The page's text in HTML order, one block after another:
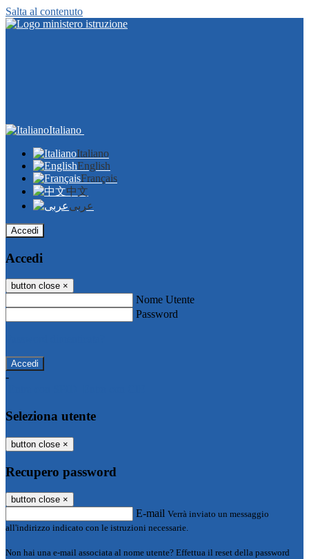
Salta al contenuto
Italiano
Italiano
English
Français
中文
عربى
Accedi
Accedi
button close ×
Nome Utente
Password
-
Seleziona utente
button close ×
Recupero password
button close ×
E-mail Verrà inviato un messaggio
all'indirizzo indicato con le istruzioni necessarie.
Non hai una e-mail associata al nome utente? Effettua il reset della password